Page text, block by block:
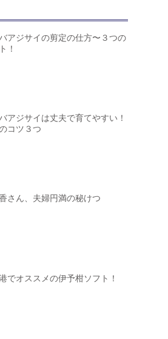
アジサイの剪定の仕方〜３つの
！
アジサイは丈夫で育てやすい！
コツ３つ
さん、夫婦円満の秘けつ
でオススメの伊予柑ソフト！